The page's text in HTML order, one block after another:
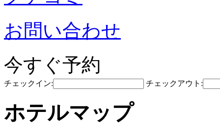
お問い合わせ
今すぐ予約
チェックイン: チェックアウト:
ホテルマップ